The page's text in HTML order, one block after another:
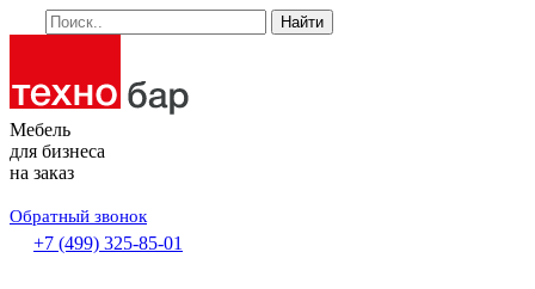
Найти
Мебель
для бизнеса
на заказ
Обратный звонок
+7 (499) 325-85-01